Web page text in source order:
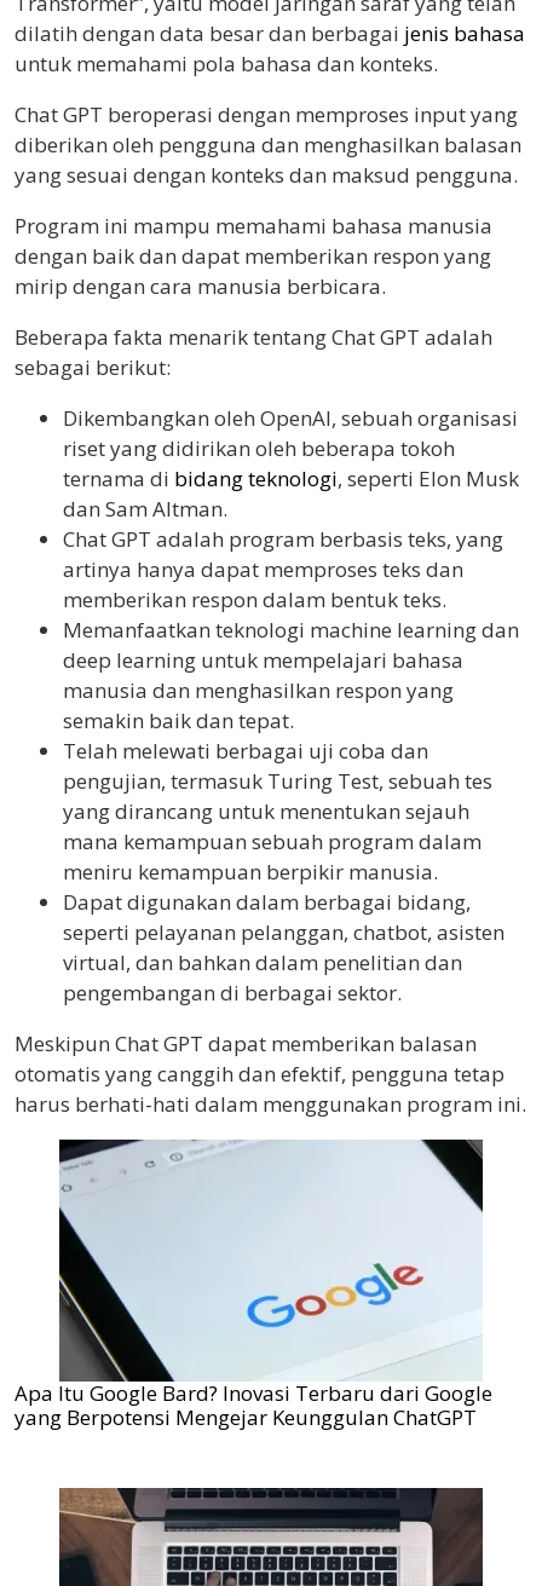
dilatih dengan data besar dan berbagai jenis bahasa
untuk memahami pola bahasa dan konteks.
Chat GPT beroperasi dengan memproses input yang
diberikan oleh pengguna dan menghasilkan balasan
yang sesuai dengan konteks dan maksud pengguna.
Program ini mampu memahami bahasa manusia
dengan baik dan dapat memberikan respon yang
mirip dengan cara manusia berbicara.
Beberapa fakta menarik tentang Chat GPT adalah
sebagai berikut:
Dikembangkan oleh OpenAI, sebuah organisasi
riset yang didirikan oleh beberapa tokoh
ternama di bidang teknologi, seperti Elon Musk
dan Sam Altman.
Chat GPT adalah program berbasis teks, yang
artinya hanya dapat memproses teks dan
memberikan respon dalam bentuk teks.
Memanfaatkan teknologi machine learning dan
deep learning untuk mempelajari bahasa
manusia dan menghasilkan respon yang
semakin baik dan tepat.
Telah melewati berbagai uji coba dan
pengujian, termasuk Turing Test, sebuah tes
yang dirancang untuk menentukan sejauh
mana kemampuan sebuah program dalam
meniru kemampuan berpikir manusia.
Dapat digunakan dalam berbagai bidang,
seperti pelayanan pelanggan, chatbot, asisten
virtual, dan bahkan dalam penelitian dan
pengembangan di berbagai sektor.
Meskipun Chat GPT dapat memberikan balasan
otomatis yang canggih dan efektif, pengguna tetap
harus berhati-hati dalam menggunakan program ini.
Apa Itu Google Bard? Inovasi Terbaru dari Google
yang Berpotensi Mengejar Keunggulan ChatGPT